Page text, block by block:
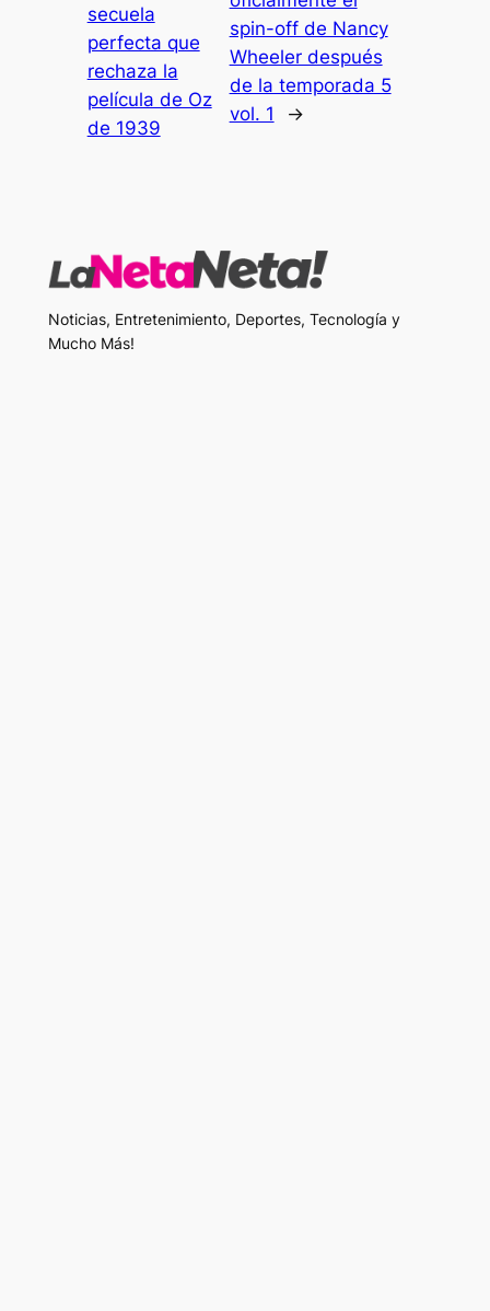
secuela
perfecta que
rechaza la
película de Oz
de 1939
spin-off de Nancy
Wheeler después
de la temporada 5
vol. 1
→
Noticias, Entretenimiento, Deportes, Tecnología y
Mucho Más!